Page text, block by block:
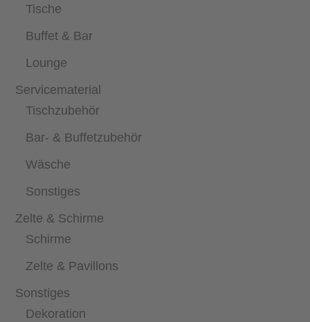
Tische
Buffet & Bar
Lounge
Servicematerial
Tischzubehör
Bar- & Buffetzubehör
Wäsche
Sonstiges
Zelte & Schirme
Schirme
Zelte & Pavillons
Sonstiges
Dekoration